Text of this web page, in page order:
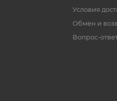
Условия
Обмен и
Вопрос-